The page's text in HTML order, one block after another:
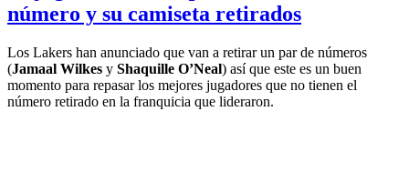
número y su camiseta retirados
Los Lakers han anunciado que van a retirar un par de números
(Jamaal Wilkes y Shaquille O’Neal) así que este es un buen
momento para repasar los mejores jugadores que no tienen el
número retirado en la franquicia que lideraron.